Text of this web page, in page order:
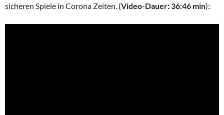
sicheren Spiele in Corona Zeiten. (Video-Dauer: 36:46 min):